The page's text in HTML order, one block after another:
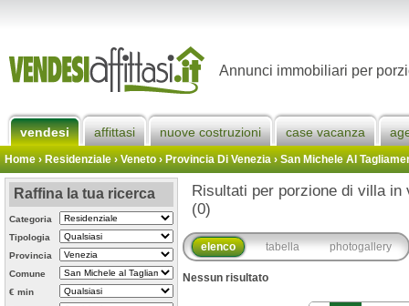
Annunci immobiliari per
vendesi affittasi nuove costruzioni case vacanza
Home› Residenziale › Veneto ›Provincia Di Venezia›San Michele Al
Raffina la tua ricerca
Categoria
Tipologia
Provincia
Comune
€ min
Risultati per porzione di villa in
(0)
elenco tabella photogallery
Nessun risultato